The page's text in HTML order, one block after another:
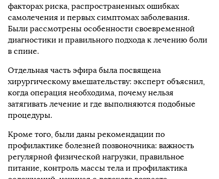
факторах риска, распространенных ошибках
самолечения и первых симптомах заболевания.
Были рассмотрены особенности своевременной
диагностики и правильного подхода к лечению боли
в спине.
Отдельная часть эфира была посвящена
хирургическому вмешательству: эксперт объяснил,
когда операция необходима, почему нельзя
затягивать лечение и где выполняются подобные
процедуры.
Кроме того, были даны рекомендации по
профилактике болезней позвоночника: важность
регулярной физической нагрузки, правильное
питание, контроль массы тела и профилактика